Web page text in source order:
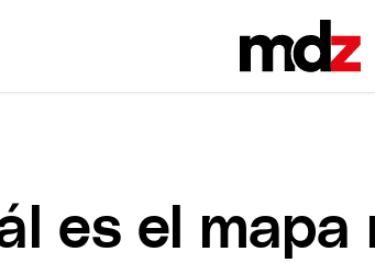
es el mapa